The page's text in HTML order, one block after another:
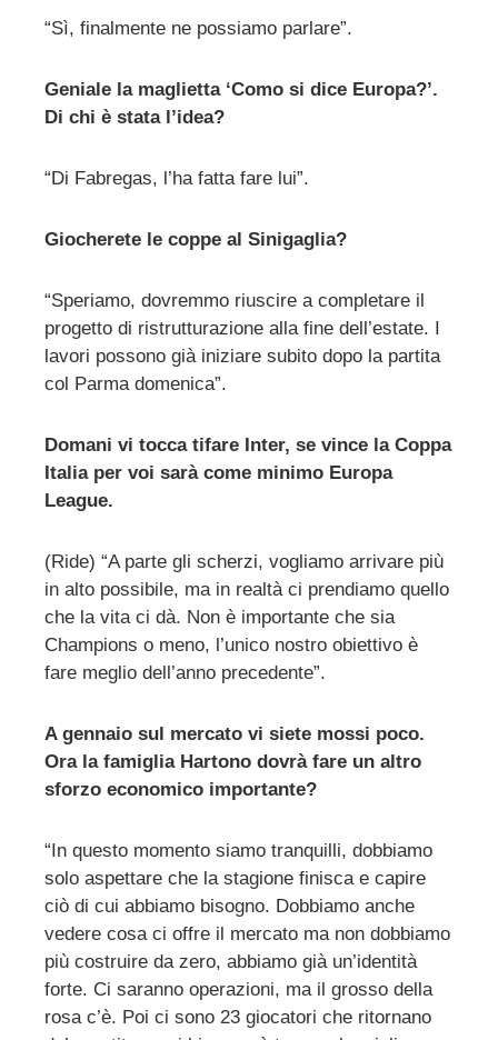
“Sì, finalmente ne possiamo parlare”.
Geniale la maglietta ‘Como si dice Europa?’.
Di chi è stata l’idea?
“Di Fabregas, l’ha fatta fare lui”.
Giocherete le coppe al Sinigaglia?
“Speriamo, dovremmo riuscire a completare il
progetto di ristrutturazione alla fine dell’estate. I
lavori possono già iniziare subito dopo la partita
col Parma domenica”.
Domani vi tocca tifare Inter, se vince la Coppa
Italia per voi sarà come minimo Europa
League.
(Ride) “A parte gli scherzi, vogliamo arrivare più
in alto possibile, ma in realtà ci prendiamo quello
che la vita ci dà. Non è importante che sia
Champions o meno, l’unico nostro obiettivo è
fare meglio dell’anno precedente”.
A gennaio sul mercato vi siete mossi poco.
Ora la famiglia Hartono dovrà fare un altro
sforzo economico importante?
“In questo momento siamo tranquilli, dobbiamo
solo aspettare che la stagione finisca e capire
ciò di cui abbiamo bisogno. Dobbiamo anche
vedere cosa ci offre il mercato ma non dobbiamo
più costruire da zero, abbiamo già un’identità
forte. Ci saranno operazioni, ma il grosso della
rosa c’è. Poi ci sono 23 giocatori che ritornano